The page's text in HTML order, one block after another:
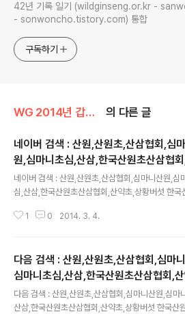
42년 기록 일기 (wildginseng.or.kr - sanwoncho.or.kr
- sonwoncho.tistory.com) 통합
구독하기
WG 2014년 갑오년 기록 의 다른 글
네이버 검색 : 산원,산원초,산삼협회,심
원,심마니초심,산삼,한국산원초산삼협
초,상황버섯
네이버 검색 : 산원,산원초,산삼협회,심마니산원,심
심,산삼,한국산원초산삼협회,산약초,상황버섯 한국
1 0 2014. 3. 4.
다음 검색 : 산원,산원초,산삼협회,심마
심마니초심,산삼,한국산원초산삼협회,산
상황버섯
다음 검색 : 산원,산원초,산삼협회,심마니산원,심마
산삼,한국산원초산삼협회,산약초,상황버섯 한국산